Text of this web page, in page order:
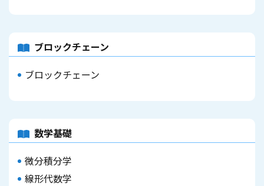
ブロックチェーン
ブロックチェーン
数学基礎
微分積分学
線形代数学